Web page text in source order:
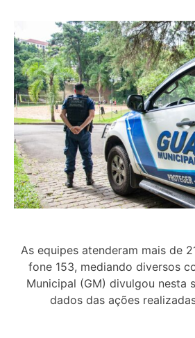
As equipes atenderam mais de
fone 153, mediando diversos
Municipal (GM) divulgou nesta
dados das ações